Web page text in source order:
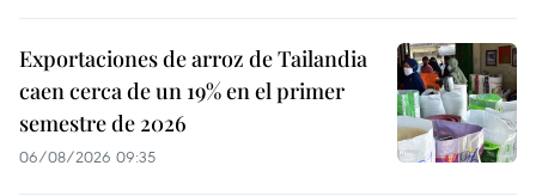
Exportaciones de arroz de Tailandia
caen cerca de un 19% en el primer
semestre de 2026
06/08/2026 09:35